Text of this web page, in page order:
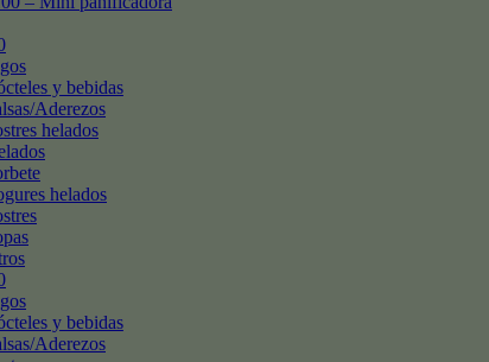
y bebidas
Aderezos
helados
helados
y bebidas
Aderezos